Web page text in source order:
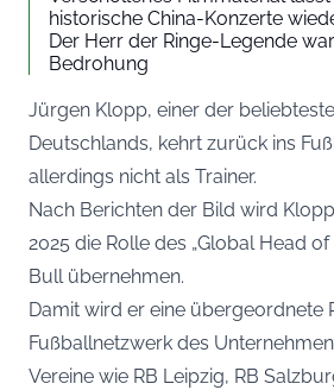
historische China-Konzerte
Der Herr der Ringe-Legende
Bedrohung
Jürgen Klopp, einer der
Deutschlands, kehrt zurück ins
allerdings nicht als Trainer.
Nach Berichten der Bild wird
2025 die Rolle des „Global Head of
Bull übernehmen.
Damit wird er eine übergeordnete
Fußballnetzwerk des
Vereine wie RB Leipzig, RB